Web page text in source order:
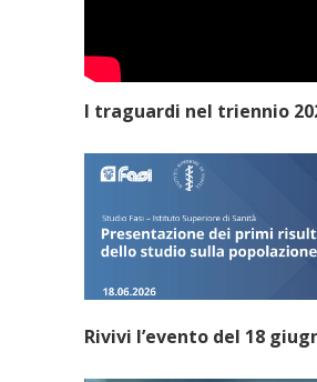
I traguardi nel triennio
Rivivi l’evento del 18